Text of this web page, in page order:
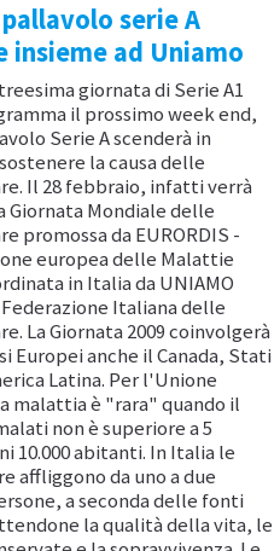
serie A
insieme ad Uniamo
giornata di Serie A1
il prossimo week end,
Serie A scenderà in
la causa delle
Il 28 febbraio, infatti verrà
Giornata Mondiale delle
promossa da EURORDIS -
europea delle Malattie
in Italia da UNIAMO
Italiana delle
La Giornata 2009 coinvolgerà
Europei anche il Canada, Stati
Latina. Per l'Unione
malattia è "rara" quando il
non è superiore a 5
10.000 abitanti. In Italia le
affliggono da uno a due
a seconda delle fonti
la qualità della vita, le